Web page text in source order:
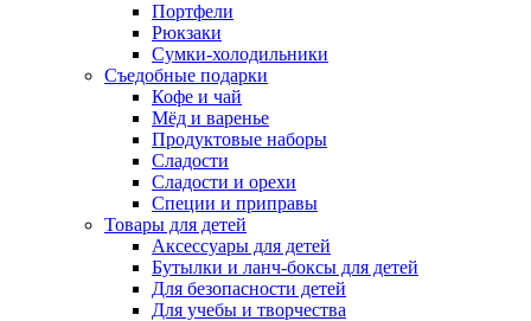
Портфели
Рюкзаки
Сумки-холодильники
Съедобные подарки
Кофе и чай
Мёд и варенье
Продуктовые наборы
Сладости
Сладости и орехи
Специи и приправы
Товары для детей
Аксессуары для детей
Бутылки и ланч-боксы для детей
Для безопасности детей
Для учебы и творчества